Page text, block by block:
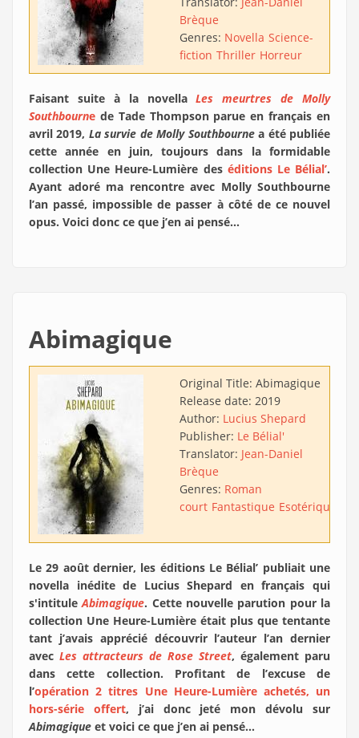
Brèque
Genres: Novella Science-
fiction Thriller Horreur
Faisant suite à la novellaLes meurtres de Molly
Southbourne de Tade Thompson parue en français en
avril 2019, La survie de Molly Southbournea été publiée
cette année en juin, toujours dans la formidable
collection Une Heure-Lumière des éditions Le Bélial’.
Ayant adoré ma rencontre avec Molly Southbourne
l’an passé, impossible de passer à côté de ce nouvel
opus. Voici donc ce que j’en ai pensé…
Abimagique
Original Title: Abimagique
Release date: 2019
Author: Lucius Shepard
Publisher: Le Bélial'
Translator: Jean-Daniel
Brèque
Genres: Roman
court Fantastique Esotérique
Le 29 août dernier, les éditions Le Bélial’ publiait une
novella inédite de Lucius Shepard en français qui
s'intituleAbimagique. Cette nouvelle parution pour la
collection Une Heure-Lumière était plus que tentante
tant j’avais apprécié découvrir l’auteur l’an dernier
avec Les attracteurs de Rose Street, également paru
dans cette collection. Profitant de l’excuse de
l’opération 2 titres Une Heure-Lumière achetés, un
hors-série offert, j’ai donc jeté mon dévolu sur
Abimagique et voici ce que j’en ai pensé…